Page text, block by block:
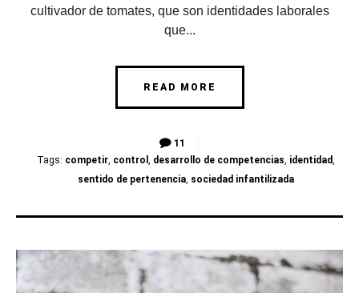
cultivador de tomates, que son identidades laborales
que...
READ MORE
11
Tags: competir, control , desarrollo de competencias, identidad,
sentido de pertenencia, sociedad infantilizada